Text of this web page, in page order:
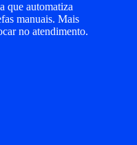
que automatiza
manuais. Mais
no atendimento.